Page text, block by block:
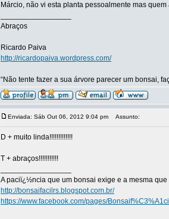
Márcio, não vi esta planta pessoalmente mas
Abraços
Ricardo Paiva
http://ricardopaiva.wordpress.com/
“Não tente fazer a sua árvore parecer um bonsai,
Enviada: Sáb Out 06, 2012 9:04 pm Assunto:
D + muito linda!!!!!!!!!!!!!
T + abraços!!!!!!!!!!!
A paciï¿½ncia que um bonsai exige e a mesma
http://bonsaifacilrs.blogspot.com.br/
https://www.facebook.com/pages/